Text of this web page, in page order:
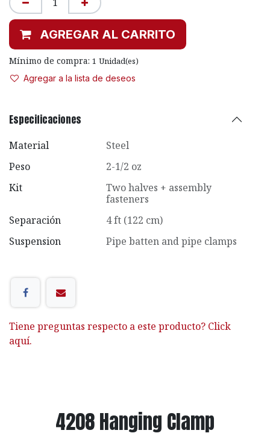
AGREGAR AL CARRITO
Mínimo de compra: 1 Unidad(es)
Agregar a la lista de deseos
Especificaciones
Material
Steel
Peso
2-1/2 oz
Kit
Two halves + assembly
fasteners
Separación
4 ft (122 cm)
Suspension
Pipe batten and pipe clamps
Tiene preguntas respecto a este producto? Click
aquí.
4208 Hanging Clamp